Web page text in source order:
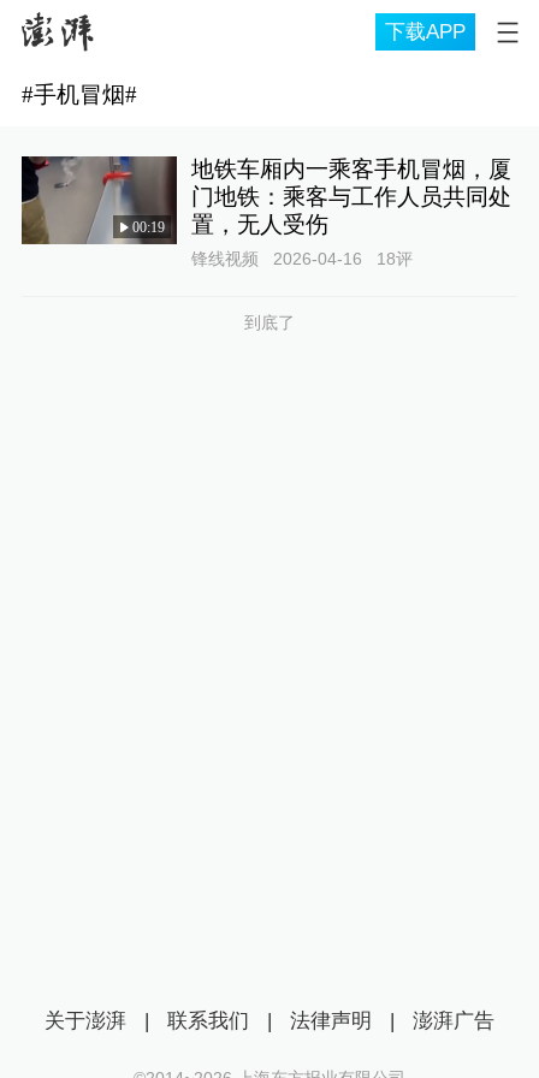
下载APP
#手机冒烟#
00:19
地铁车厢内一乘客手机冒烟，厦
门地铁：乘客与工作人员共同处
置，无人受伤
锋线视频 2026-04-16 18评
到底了
关于澎湃 | 联系我们 | 法律声明 | 澎湃广告